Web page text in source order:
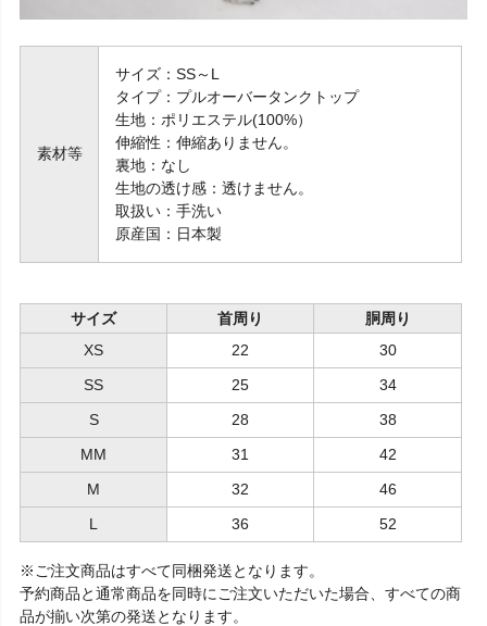
素材等
サイズ：SS～L
タイプ：プルオーバータンクトップ
生地：ポリエステル(100%）
伸縮性：伸縮ありません。
裏地：なし
生地の透け感：透けません。
取扱い：手洗い
原産国：日本製
サイズ 首周り
胴周り
XS
22
30
SS
25
34
S
28
38
MM
31
42
M
32
46
L
36 52
※ご注文商品はすべて同梱発送となります。
予約商品と通常商品を同時にご注文いただいた場合、すべての商
品が揃い次第の発送となります。